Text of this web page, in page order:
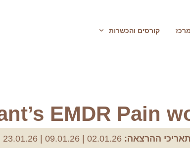
קורסים והכשרות
EMDR Pain
תאריכי ההרצאה: 02.01.26 | 09.01.26 | 23.01.26 | 06.02.26